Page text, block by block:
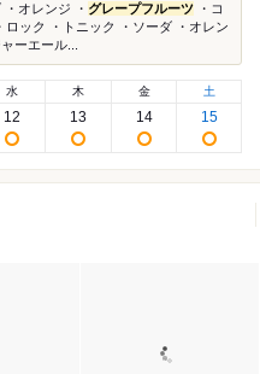
オレンジ ・ グレープフルーツ ・コ
ック ・トニック ・ソーダ ・オレン
ーエール...
水
12
木
13
金
14
土
15